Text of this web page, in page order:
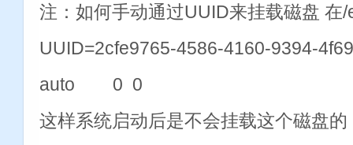
注：如何手动通过UUID来挂载磁盘
UUID=2cfe9765-4586-4160-9394-
auto 0 0
这样系统启动后是不会挂载这个磁盘